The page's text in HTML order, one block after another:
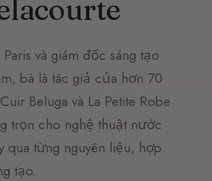
và giám đốc sáng tạo
bà là tác giả của hơn 70
Beluga và La Petite Robe
trọn cho nghệ thuật nước
qua từng nguyên liệu, hợp
tạo.